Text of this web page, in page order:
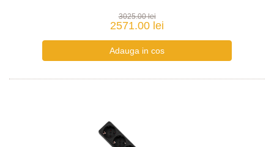
3025.00 lei
2571.00 lei